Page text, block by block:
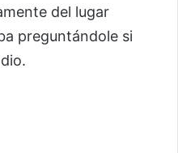
del lugar
preguntándole si